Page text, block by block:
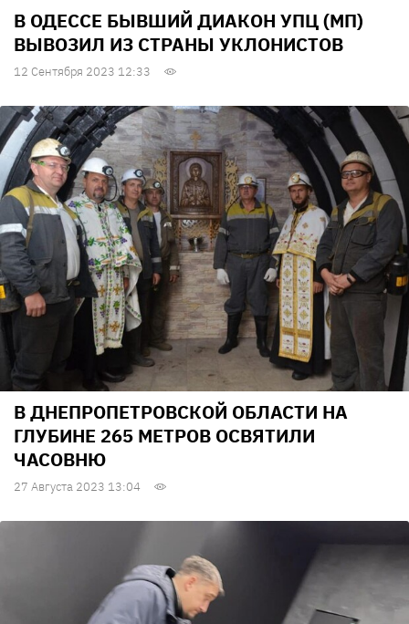
В ОДЕССЕ БЫВШИЙ ДИАКОН УПЦ (МП)
ВЫВОЗИЛ ИЗ СТРАНЫ УКЛОНИСТОВ
12 Сентября 2023 12:33
В ДНЕПРОПЕТРОВСКОЙ ОБЛАСТИ НА
ГЛУБИНЕ 265 МЕТРОВ ОСВЯТИЛИ
ЧАСОВНЮ
27 Августа 2023 13:04